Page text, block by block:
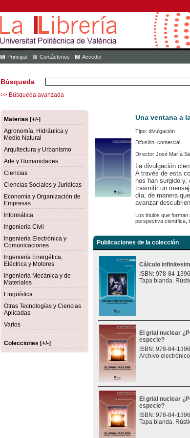
Principal Contáctenos Acceder
Búsqueda
>> Búsqueda avanzada
Materias [+/-]
Agronomía, Hidráulica y
Medio Natural
Arquitectura y Urbanismo
Arte y Humanidades
Ciencias
Ciencias Sociales y Jurídicas
Economía y Organización de
Empresas
Informática
Ingeniería Civil
Ingeniería Electrónica y
Comunicaciones
Ingeniería Energética,
Eléctrica y Motores
Ingeniería Mecánica y de
Materiales
Lingüística
Otras Tecnologías y Ciencias
Aplicadas
Varios
Colecciones [+/-]
Una ventana a
Tipo: divulgación
Difusión: comercial
Director José María
La divulgación
A través de esta
nos han surgido y,
trasmitir un
día, de manera
avanzar
Los títulos que
perspectiva científica,
Publicaciones de la colección
Cálculo
ISBN: 978-84-
Tapa blanda.
El grial nuclear
especie?
ISBN: 978-84-
Archivo
El grial nuclear
especie?
ISBN: 978-84-
Tapa blanda.